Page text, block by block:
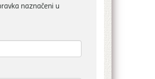
naznačeni u